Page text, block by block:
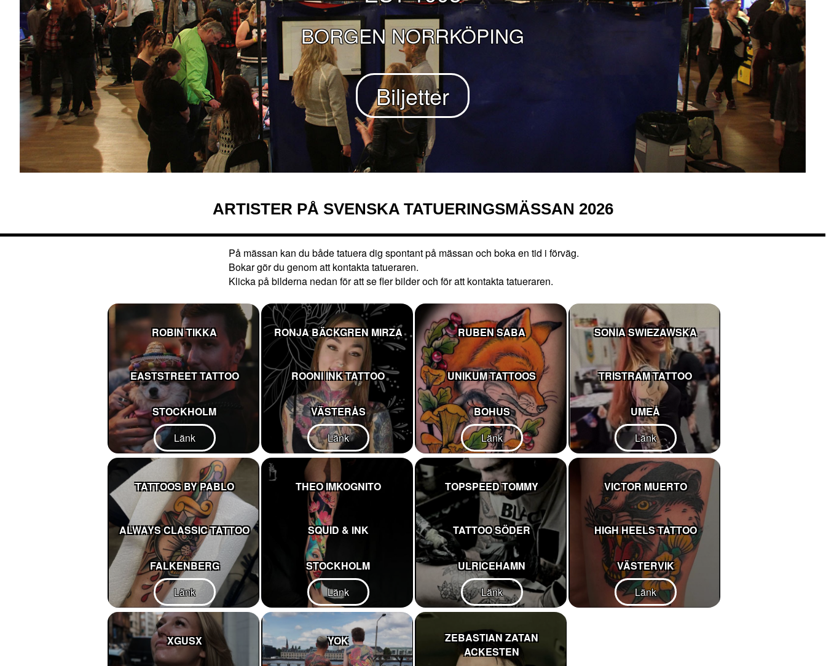
BORGEN NORRKÖPING
Biljetter
ARTISTER PÅ SVENSKA TATUERINGSMÄSSAN 2026
På mässan kan du både tatuera dig spontant på mässan och boka en tid i förväg.
Bokar gör du genom att kontakta tatueraren.
Klicka på bilderna nedan för att se fler bilder och för att kontakta tatueraren.
ROBIN TIKKA
EASTSTREET TATTOO
STOCKHOLM
Länk
RONJA BÄCKGREN MIRZA
ROONI INK TATTOO
VÄSTERÅS
Länk
RUBEN SABA
UNIKUM TATTOOS
BOHUS
Länk
SONIA SWIEZAWSKA
TRISTRAM TATTOO
UMEÅ
Länk
TATTOOS BY PABLO
ALWAYS CLASSIC TATTOO
FALKENBERG
Länk
THEO IMKOGNITO
SQUID & INK
STOCKHOLM
Länk
TOPSPEED TOMMY
TATTOO SÖDER
ULRICEHAMN
Länk
VICTOR MUERTO
HIGH HEELS TATTOO
VÄSTERVIK
Länk
XGUSX YOK
ZEBASTIAN ZATAN
ACKESTEN